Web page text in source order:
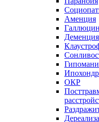
Аменция
Деменция
ОКР